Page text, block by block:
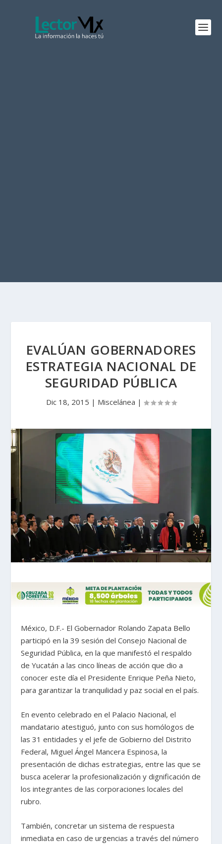
EVALÚAN GOBERNADORES
ESTRATEGIA NACIONAL DE
SEGURIDAD PÚBLICA
Dic 18, 2015 | Miscelánea |
México, D.F.- El Gobernador Rolando Zapata Bello
participó en la 39 sesión del Consejo Nacional de
Seguridad Pública, en la que manifestó el respaldo
de Yucatán a las cinco líneas de acción que dio a
conocer este día el Presidente Enrique Peña Nieto,
para garantizar la tranquilidad y paz social en el país.
En evento celebrado en el Palacio Nacional, el
mandatario atestiguó, junto con sus homólogos de
las 31 entidades y el jefe de Gobierno del Distrito
Federal, Miguel Ángel Mancera Espinosa, la
presentación de dichas estrategias, entre las que se
busca acelerar la profesionalización y dignificación de
los integrantes de las corporaciones locales del
rubro.
También, concretar un sistema de respuesta
inmediata en caso de urgencias a través del número